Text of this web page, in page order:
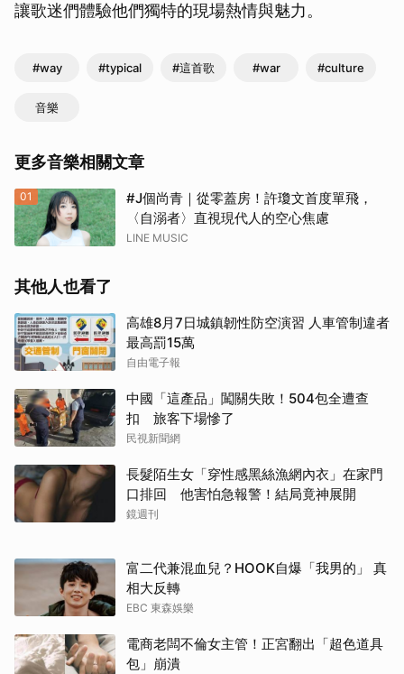
讓歌迷們體驗他們獨特的現場熱情與魅力。
#way #typical #這首歌 #war #culture
音樂
更多音樂相關文章
01
#J個尚青｜從零蓋房！許瓊文首度單飛，
〈自溺者〉直視現代人的空心焦慮
LINE MUSIC
其他人也看了
高雄8月7日城鎮韌性防空演習 人車管制違者
最高罰15萬
自由電子報
中國「這產品」闖關失敗！504包全遭查
扣 旅客下場慘了
民視新聞網
長髮陌生女「穿性感黑絲漁網內衣」在家門
口排回 他害怕急報警！結局竟神展開
鏡週刊
富二代兼混血兒？HOOK自爆「我男的」 真
相大反轉
EBC 東森娛樂
電商老闆不倫女主管！正宮翻出「超色道具
包」崩潰